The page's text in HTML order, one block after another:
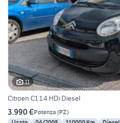
11
Citroen C1 1.4 HDi Diesel
3.990 €Potenza (PZ)